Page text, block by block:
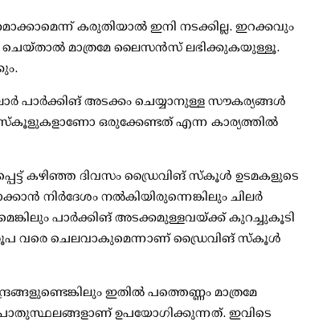
കരുതിയാല്‍ ഇനി നടക്കില്ല. ഇറക്കവും
ചെയ്താല്‍ മാത്രമേ ലൈസന്‍സ് ലഭിക്കുകയുള്ളൂ.
പാര്‍ക്കിങ് അടക്കം ചെയ്യാനുള്ള സൗകര്യങ്ങള്‍
ഒരുക്കേണ്ടത് എന്ന കാര്യത്തില്‍
കഴിഞ്ഞ ദിവസം ഡ്രൈവിങ് സ്‌കൂള്‍ ഉടമകളുടെ
നിര്‍ദേശം നല്‍കിയിരുന്നെങ്കിലും ചിലര്‍
പാര്‍ക്കിങ് അടക്കമുള്ളവയ്ക്ക് കുറച്ചുകൂടി
വരെ ചെലവാകുമെന്നാണ് ഡ്രൈവിങ് സ്‌കൂള്‍
ഇതില്‍ പത്തെണ്ണം മാത്രമേ
പൊതുസ്ഥലങ്ങളാണ് ഉപയോഗിക്കുന്നത്. ഇവിടെ